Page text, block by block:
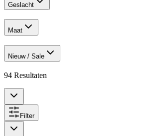
Geslacht
Maat
Nieuw / Sale
94 Resultaten
Filter